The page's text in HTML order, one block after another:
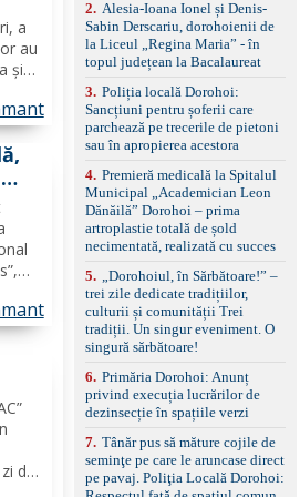
a
au
și
și
din
schimbare bandă și
menținere bandă Faruri
bi-xenon adaptive cu
asistent fază lungă
automată , lumini de zi
LED, proiectoare ceață
LED, spălătoare faruri
față/spate, cameră
marșarier Keyless entry
& start, geamuri electrice
față/spate, oglinzi
electrice, încălzite și
rabatabile Sistem hands-
free, Bluetooth, USB
Sistem start/stop, frână
de parcare electrică,
anvelope vară runflat
filtru de particule,
standard Euro 6 Trapă
panoramică, geamuri
remorcare Bonus: -
Covorașe textile montate
pe mașină. -Ofer și un
2. Alesia-Ioana Ionel și Denis-
Sabin Derscariu, dorohoienii de
la Liceul „Regina Maria” - în
topul județean la Bacalaureat
3. Poliția locală Dorohoi:
Sancțiuni pentru șoferii care
parchează pe trecerile de pietoni
sau în apropierea acestora
4. Premieră medicală la Spitalul
Municipal „Academician Leon
Dănăilă” Dorohoi – prima
artroplastie totală de șold
necimentată, realizată cu succes
5.
„Dorohoiul, în Sărbătoare!” –
trei zile dedicate tradițiilor,
culturii și comunității Trei
tradiții. Un singur eveniment. O
singură sărbătoare!
6. Primăria Dorohoi: Anunț
privind execuția lucrărilor de
dezinsecție în spațiile verzi
7. Tânăr pus să măture cojile de
seminţe pe care le aruncase direct
pe pavaj. Poliţia Locală Dorohoi: